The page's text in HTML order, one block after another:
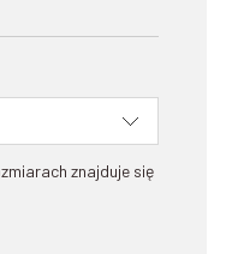
znajduje się